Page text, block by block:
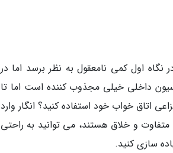
اول کمی نامعقول به نظر برسد اما در
داخلی خیلی مجذوب کننده است اما تا
اتاق خواب خود استفاده کنید؟ انگار وارد
و خلاق هستند، می توانید به راحتی
سازی کنید.